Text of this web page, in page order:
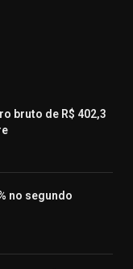
bruto de R$ 402,3
no segundo